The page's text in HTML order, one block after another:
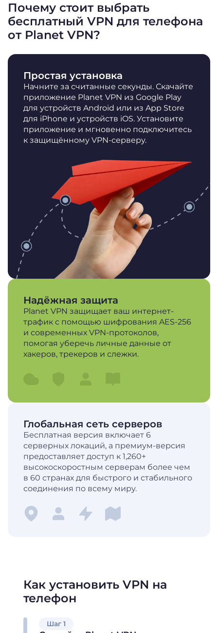
Почему стоит выбрать
бесплатный VPN для телефона
от Planet VPN?
Простая установка
Начните за считанные секунды. Скачайте
приложение Planet VPN из Google Play
для устройств Android или из App Store
для iPhone и устройств iOS. Установите
приложение и мгновенно подключитесь
к защищённому VPN-серверу.
Надёжная защита
Planet VPN защищает ваш интернет-
трафик с помощью шифрования AES-256
и современных VPN-протоколов,
помогая уберечь личные данные от
хакеров, трекеров и слежки.
Глобальная сеть серверов
Бесплатная версия включает 6
серверных локаций, а премиум-версия
предоставляет доступ к 1,260+
высокоскоростным серверам более чем
в 60 странах для быстрого и стабильного
соединения по всему миру.
Как установить VPN на
телефон
Шаг 1